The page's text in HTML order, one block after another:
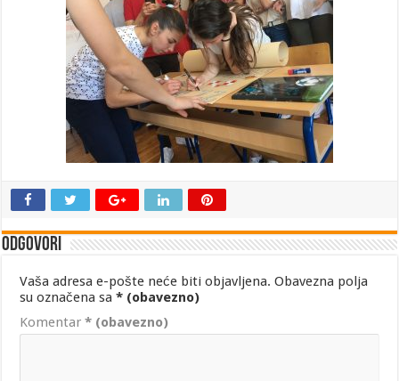
Odgovori
Vaša adresa e-pošte neće biti objavljena. Obavezna polja
su označena sa* (obavezno)
Komentar* (obavezno)